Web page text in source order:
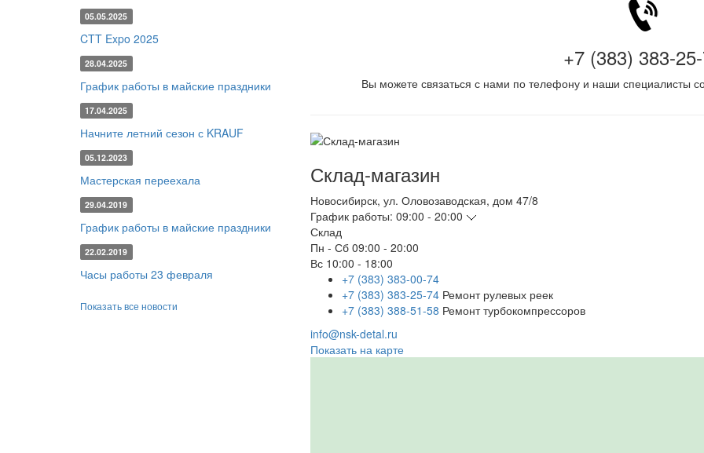
05.05.2025
CTT Expo 2025
28.04.2025
График работы в майские праздники
17.04.2025
Начните летний сезон с KRAUF
05.12.2023
Мастерская переехала
29.04.2019
График работы в майские праздники
22.02.2019
Часы работы 23 февраля
Показать все новости
+7 (383) 383-
Вы можете связаться с нами по телефону и наши специалисты
Склад-магазин
Новосибирск, ул. Оловозаводская, дом 47/8
График работы: 09:00 - 20:00
Склад
Пн - Сб 09:00 - 20:00
Вс 10:00 - 18:00
+7 (383) 383-00-74
+7 (383) 383-25-74 Ремонт рулевых реек
+7 (383) 388-51-58 Ремонт турбокомпрессоров
info@nsk-detal.ru
Показать на карте